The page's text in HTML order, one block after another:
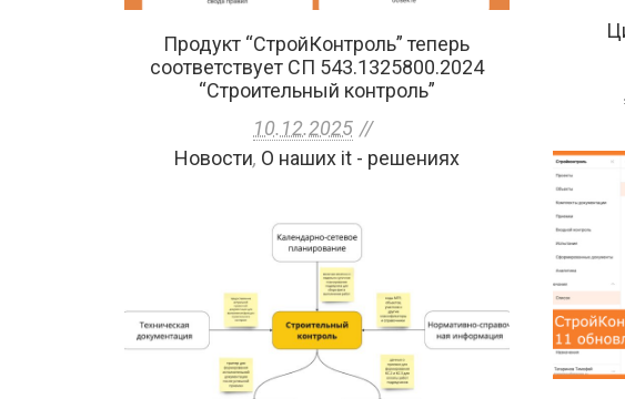
Продукт “СтройКонтроль” теперь
соответствует СП 543.1325800.2024
“Строительный контроль”
10.12.2025
Новости, О наших it - решениях